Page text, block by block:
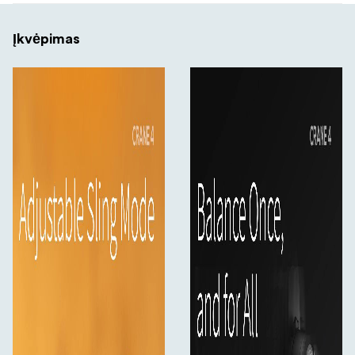
stabilia kūrybine kelione.
nuėmimo plokštelė 1x Atspindys 1x 3/8" varžtas 3x 1/4"
varžtas 1x 1/4" veržliaraktis 1x "Sony" valdymo kabelis iš C
"Canon" valdymo kabelis-2 1x "Panasonic" valdymo
kabelis 1x C tipo USB kabelis 1x Trumpasis pradžios
vadovas
Įkvėpimas